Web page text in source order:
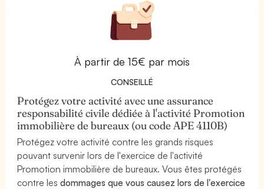
À partir de 15€ par mois
CONSEILLÉ
Protégez votre activité avec une assurance
responsabilité civile dédiée à l'activité Promotion
immobilière de bureaux (ou code APE 4110B)
Protégez votre activité contre les grands risques
pouvant survenir lors de l'exercice de l'activité
Promotion immobilière de bureaux. Vous êtes protégés
contre lesdommages que vous causez lors de l'exercice